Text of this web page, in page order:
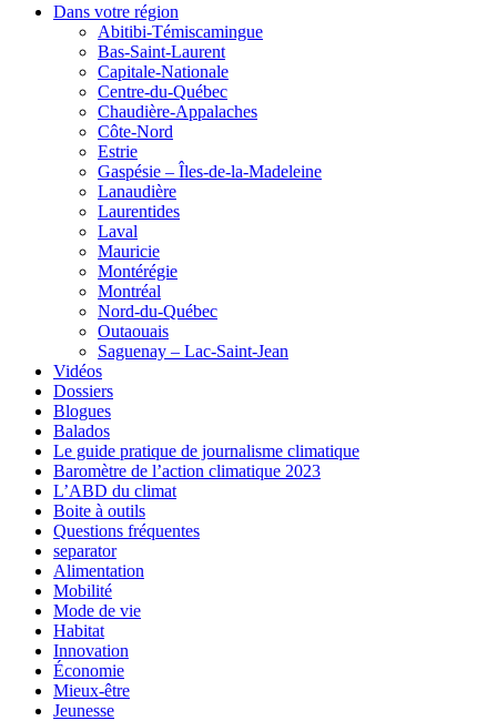
Dans votre région
Abitibi-Témiscamingue
Bas-Saint-Laurent
Capitale-Nationale
Centre-du-Québec
Chaudière-Appalaches
Côte-Nord
Estrie
Gaspésie – Îles-de-la-Madeleine
Lanaudière
Laurentides
Laval
Mauricie
Montérégie
Montréal
Nord-du-Québec
Outaouais
Saguenay – Lac-Saint-Jean
Vidéos
Dossiers
Blogues
Balados
Le guide pratique de journalisme climatique
Baromètre de l’action climatique 2023
L’ABD du climat
Boite à outils
Questions fréquentes
separator
Alimentation
Mobilité
Mode de vie
Habitat
Innovation
Économie
Mieux-être
Jeunesse